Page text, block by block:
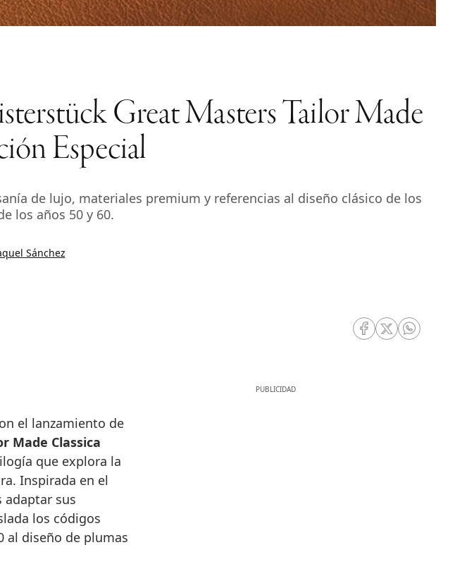
Great Masters Tailor Made
Especial
de lujo, materiales premium y referencias al diseño clásico de los
los años 50 y 60.
Sánchez
RRSS Facebook
RRSS Twitter
RRSS
Made Classica
que explora la
Inspirada en el
adaptar sus
los códigos
al diseño de plumas